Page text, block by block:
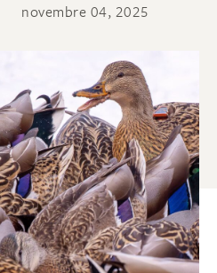
novembre 04, 2025